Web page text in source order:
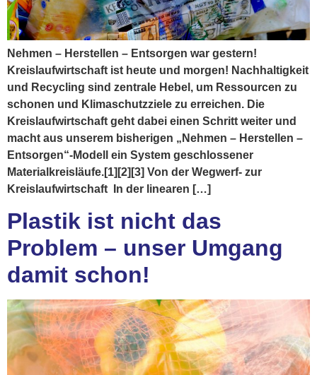
Nehmen – Herstellen – Entsorgen war gestern!
Kreislaufwirtschaft ist heute und morgen! Nachhaltigkeit
und Recycling sind zentrale Hebel, um Ressourcen zu
schonen und Klimaschutzziele zu erreichen. Die
Kreislaufwirtschaft geht dabei einen Schritt weiter und
macht aus unserem bisherigen „Nehmen – Herstellen –
Entsorgen“-Modell ein System geschlossener
Materialkreisläufe.[1][2][3] Von der Wegwerf- zur
Kreislaufwirtschaft In der linearen […]
Plastik ist nicht das
Problem – unser Umgang
damit schon!